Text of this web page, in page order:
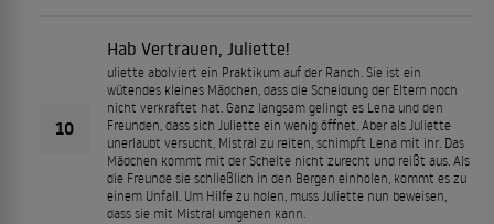
10
Hab Vertrauen, Juliette!
uliette abolviert ein Praktikum auf der Ranch. Sie ist ein
wütendes kleines Mädchen, dass die Scheidung der Eltern noch
nicht verkraftet hat. Ganz langsam gelingt es Lena und den
Freunden, dass sich Juliette ein wenig öffnet. Aber als Juliette
unerlaubt versucht, Mistral zu reiten, schimpft Lena mit ihr. Das
Mädchen kommt mit der Schelte nicht zurecht und reißt aus. Als
die Freunde sie schließlich in den Bergen einholen, kommt es zu
einem Unfall. Um Hilfe zu holen, muss Juliette nun beweisen,
dass sie mit Mistral umgehen kann.